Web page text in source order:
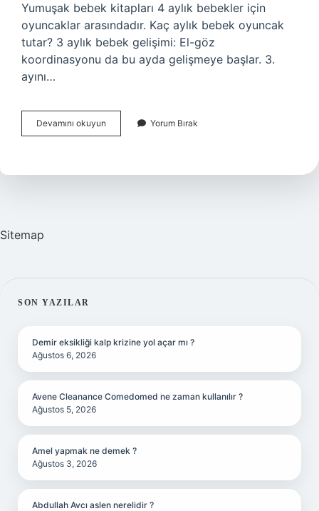
Yumuşak bebek kitapları 4 aylık bebekler için
oyuncaklar arasındadır. Kaç aylık bebek oyuncak
tutar? 3 aylık bebek gelişimi: El-göz
koordinasyonu da bu ayda gelişmeye başlar. 3.
ayını…
Devamını okuyun
Aylık
Tutar
Yorum Bırak
Sitemap
SIDEBAR
SON YAZILAR
Demir eksikliği kalp krizine yol açar mı ?
Ağustos 6, 2026
Avene Cleanance Comedomed ne zaman kullanılır ?
Ağustos 5, 2026
Amel yapmak ne demek ?
Ağustos 3, 2026
Abdullah Avcı aslen nerelidir ?